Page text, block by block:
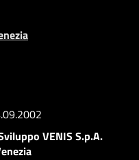
VENIS S.p.A.